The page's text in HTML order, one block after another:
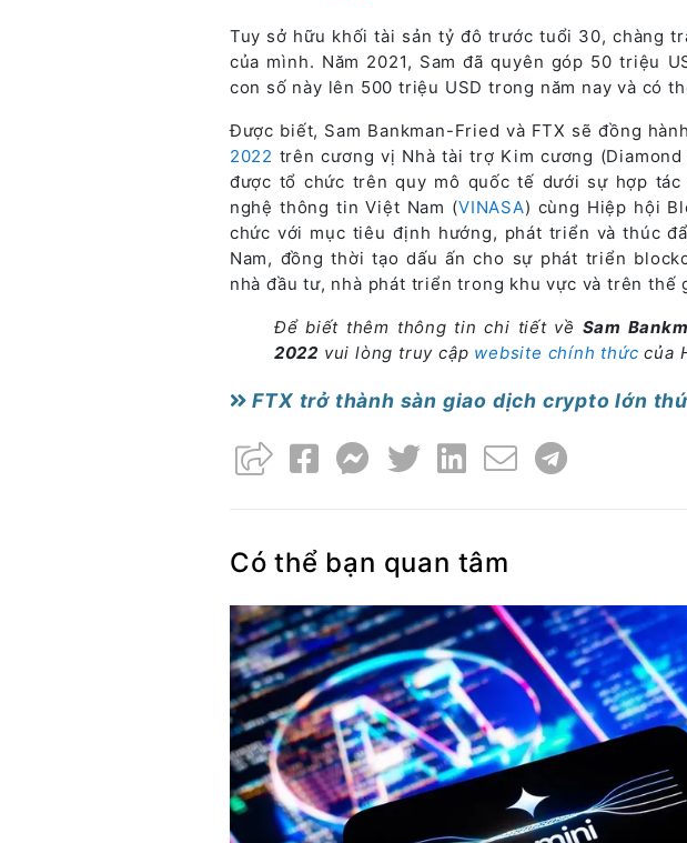
Tuy sở hữu khối tài sản tỷ đô trước tuổi 30, chàng
của mình. Năm 2021, Sam đã quyên góp 50 triệu
con số này lên 500 triệu USD trong năm nay và có
Được biết, Sam Bankman-Fried và FTX sẽ đồng
2022 trên cương vị Nhà tài trợ Kim cương
được tổ chức trên quy mô quốc tế dưới sự hợp
nghệ thông tin Việt Nam (VINASA) cùng Hiệp hội
chức với mục tiêu định hướng, phát triển và thúc
Nam, đồng thời tạo dấu ấn cho sự phát triển
nhà đầu tư, nhà phát triển trong khu vực và trên thế
Để biết thêm thông tin chi tiết về Sam
2022 vui lòng truy cập website chính thức của
FTX trở thành sàn giao dịch crypto lớn
Có thể bạn quan tâm